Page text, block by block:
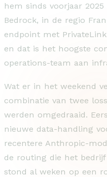
hem sinds voorjaar 2025
Bedrock, in de regio
endpoint met
en dat is het hoogste
operations-team aan
Wat er in het weekend
combinatie van twee
werden omgedraaid.
nieuwe data-handling
recentere Anthropic-
de routing die het
stond al weken op een